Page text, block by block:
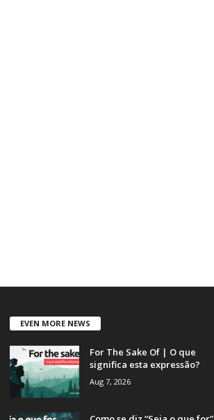
EVEN MORE NEWS
For The Sake Of | O que
significa esta expressão?
Aug 7, 2026